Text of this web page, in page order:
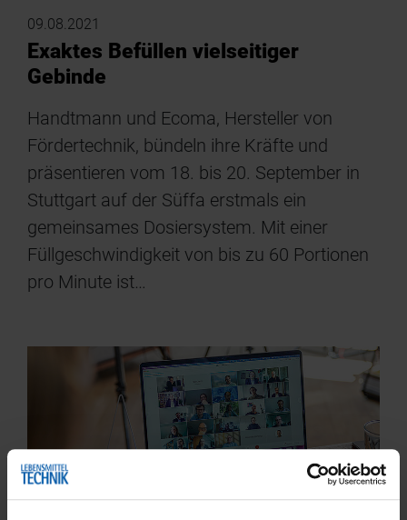
09.08.2021
Exaktes Befüllen vielseitiger
Gebinde
Handtmann und Ecoma, Hersteller von
Fördertechnik, bündeln ihre Kräfte und
präsentieren vom 18. bis 20. September in
Stuttgart auf der Süffa erstmals ein
gemeinsames Dosiersystem. Mit einer
Füllgeschwindigkeit von bis zu 60 Portionen
pro Minute ist…